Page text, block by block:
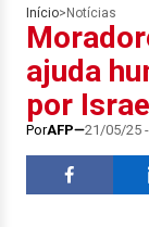
Início> Notícias
ajuda
por
PorAFP 21/05/25